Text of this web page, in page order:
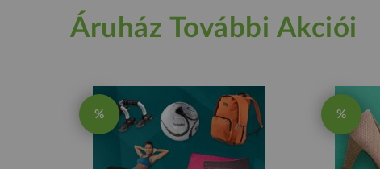
Áruház További Akciói
% %